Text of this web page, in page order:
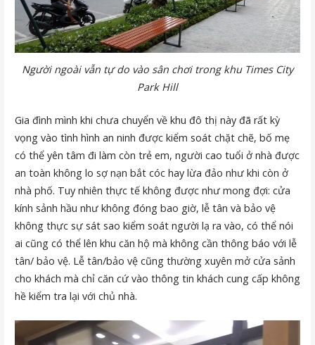
Người ngoài vẫn tự do vào sân chơi trong khu Times City
Park Hill
Gia đình mình khi chưa chuyển về khu đô thị này đã rất kỳ
vọng vào tình hình an ninh được kiểm soát chặt chẽ, bố mẹ
có thể yên tâm đi làm còn trẻ em, người cao tuổi ở nhà được
an toàn không lo sợ nạn bắt cóc hay lừa đảo như khi còn ở
nhà phố. Tuy nhiên thực tế không được như mong đợi: cửa
kính sảnh hầu như không đóng bao giờ, lễ tân và bảo vệ
không thực sự sát sao kiểm soát người lạ ra vào, có thể nói
ai cũng có thể lên khu căn hộ mà không cần thông báo với lễ
tân/ bảo vệ. Lễ tân/bảo vệ cũng thường xuyên mở cửa sảnh
cho khách mà chỉ căn cứ vào thông tin khách cung cấp không
hề kiểm tra lại với chủ nhà.